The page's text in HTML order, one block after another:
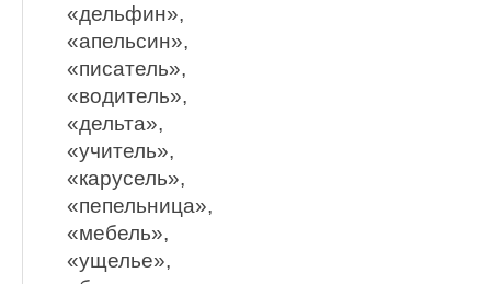
«дельфин»,
«апельсин»,
«писатель»,
«водитель»,
«дельта»,
«учитель»,
«карусель»,
«пепельница»,
«мебель»,
«ущелье»,